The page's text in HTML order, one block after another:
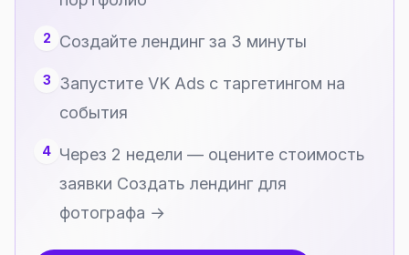
2 Создайте лендинг за 3 минуты
3
Запустите VK Ads с таргетингом на
события
4 Через 2 недели — оцените стоимость
заявки Создать лендинг для
фотографа →